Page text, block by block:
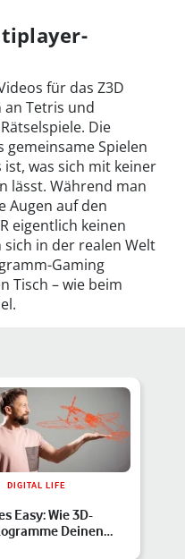
für das Z3D
Tetris und
Die
gemeinsame Spielen
ist, was sich mit keiner
lässt. Während man
Augen auf den
eigentlich keinen
in der realen Welt
Gaming
Tisch – wie beim
DIGITAL LIFE
Easy: Wie 3D-
Deinen